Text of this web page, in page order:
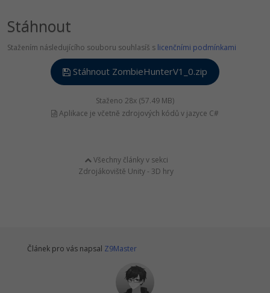
Stáhnout
Stažením následujícího souboru souhlasíš s licenčními podmínkami
Stáhnout ZombieHunterV1_0.zip
Staženo 28x (57.49 MB)
Aplikace je včetně zdrojových kódů v jazyce C#
Všechny články v sekci
Zdrojákoviště Unity - 3D hry
Článek pro vás napsal Z9Master